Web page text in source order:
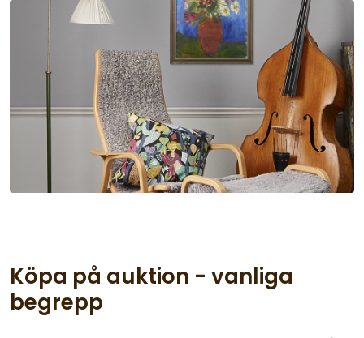
Köpa på auktion - vanliga
begrepp